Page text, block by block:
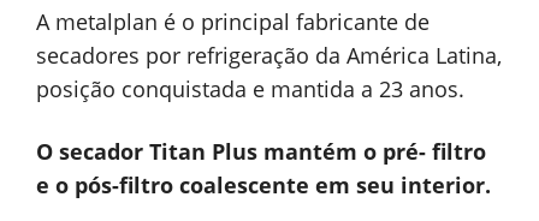
A metalplan é o principal fabricante de
secadores por refrigeração da América Latina,
posição conquistada e mantida a 23 anos.
O secador Titan Plus mantém o pré- filtro
e o pós-filtro coalescente em seu interior.